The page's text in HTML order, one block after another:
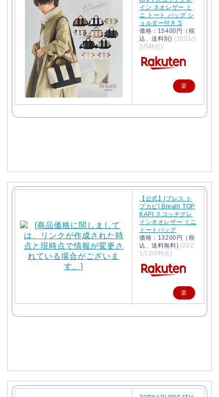
イン ネオレザー ミ
ニ トート バッグ シ
ョルダー付き S
価格：15400円（税
込、送料別) (2021/1
2/5時点)
楽
【公式】[ブレス ト
プカピ] Breath TOP
KAPI スコッチグレ
インネオレザー ミニ
トートバッグ
価格：13200円（税
込、送料無料) (202
1/12/5時点)
楽
天